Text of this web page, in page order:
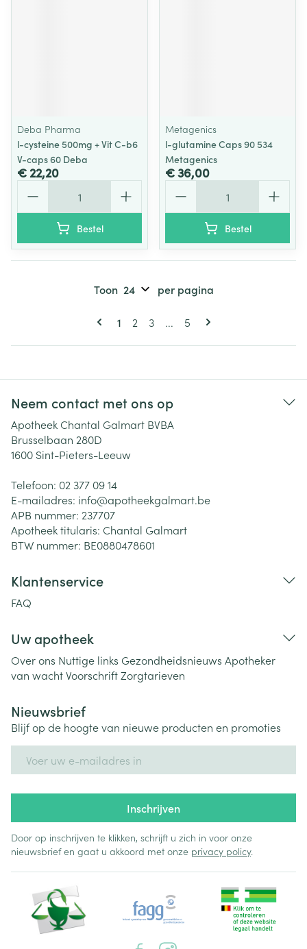
Deba Pharma
l-cysteine 500mg + Vit C-b6
V-caps 60 Deba
€ 22,20
Bestel
Metagenics
l-glutamine Caps 90 534
Metagenics
€ 36,00
Bestel
Pagina's
U lees momenteel pagina
1 Pagina
2 Pagina
3 ... Pagina
5
Toon per pagina
Neem contact met ons op
Apotheek Chantal Galmart BVBA
Brusselbaan 280D
1600 Sint-Pieters-Leeuw
Telefoon: 02 377 09 14
E-mailadres: info@apotheekgalmart.be
APB nummer: 237707
Apotheek titularis: Chantal Galmart
BTW nummer: BE0880478601
Klantenservice
FAQ
Uw apotheek
Over ons Nuttige links Gezondheidsnieuws Apotheker
van wachtVoorschriftZorgtarieven
Nieuwsbrief
Blijf op de hoogte van nieuwe producten en promoties
Inschrijven
Door op inschrijven te klikken, schrijft u zich in voor onze
nieuwsbrief en gaat u akkoord met onze privacy policy.